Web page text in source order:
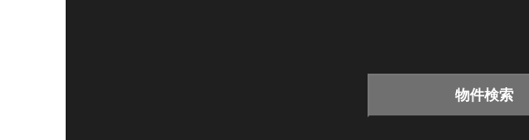
物件検索